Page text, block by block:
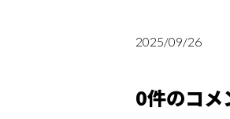
2025/09/26
0件のコメ